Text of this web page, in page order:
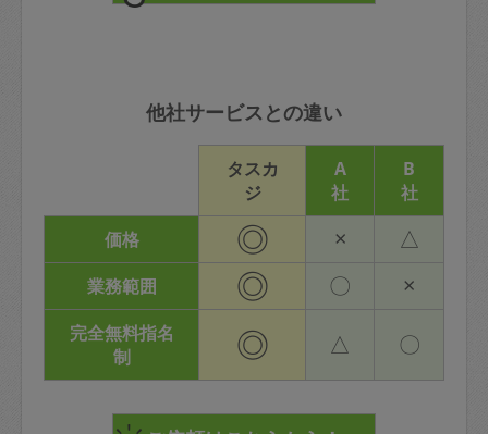
他社サービスとの違い
タスカ
ジ
A
社
B
社
価格
◎ × △
業務範囲 ◎ 〇 ×
完全無料指名
制
◎ △ 〇